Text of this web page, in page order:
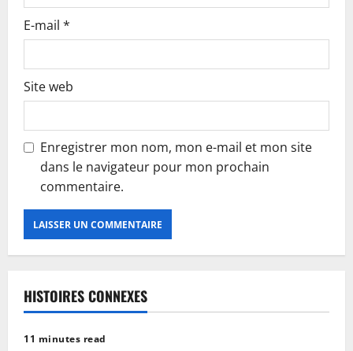
E-mail *
Site web
Enregistrer mon nom, mon e-mail et mon site
dans le navigateur pour mon prochain
commentaire.
HISTOIRES CONNEXES
11 minutes read